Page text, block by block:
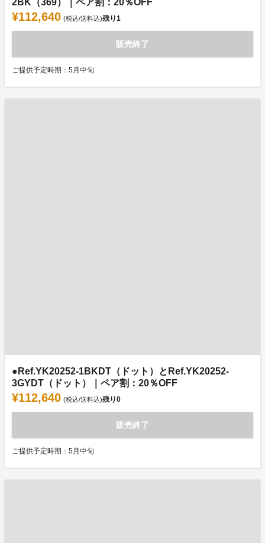
2BK（369）｜ペア割：20％OFF
¥112,640 (税込/送料込)残り1
販売終了
ご提供予定時期：5月中旬
●Ref.YK20252-1BKDT（ドット）とRef.YK20252-
3GYDT（ドット）｜ペア割：20％OFF
¥112,640 (税込/送料込)残り0
販売終了
ご提供予定時期：5月中旬